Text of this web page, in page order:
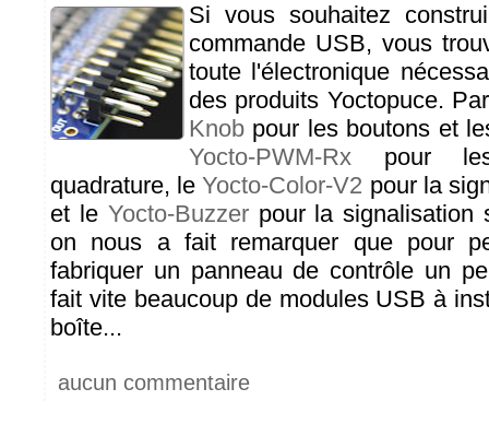
Si vous souhaitez
commande USB, vous
toute l'électronique
des produits Yoctopuce.
Knob pour les boutons et
Yocto-PWM-Rx pour
quadrature, leYocto-Color-V2 pour la
et le Yocto-Buzzerpour la signalisation
on nous a fait remarquer que pour
fabriquer un panneau de contrôle un
fait vite beaucoup de modules USB à
boîte...
aucun commentaire